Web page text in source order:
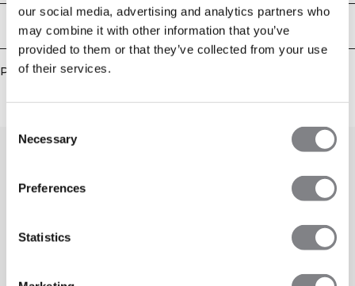
our social media, advertising and analytics partners who
may combine it with other information that you’ve
provided to them or that they’ve collected from your use
of their services.
Selection
Necessary
Preferences
Statistics
Livraison & retours
Produits similaires